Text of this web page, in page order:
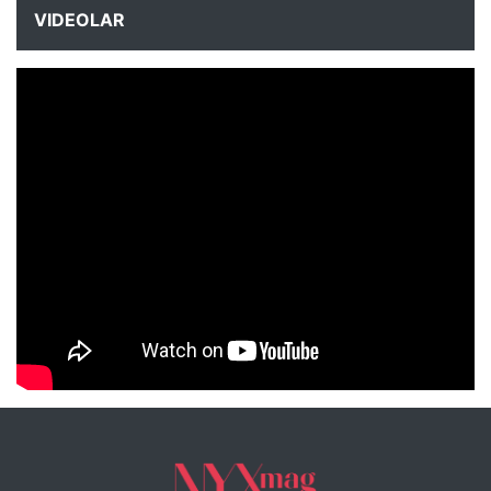
VIDEOLAR
NYXmag 2. Yaş Kutlama Etkinliği